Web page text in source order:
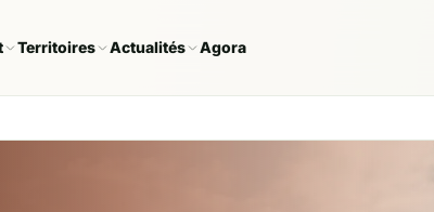
Territoires Actualités Agora